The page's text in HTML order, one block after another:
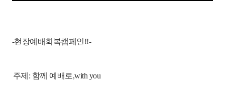
-현장예배회복캠페인!!-
주제: 함께 예배로,with you